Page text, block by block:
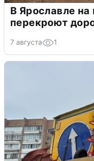
В Ярославле на
перекроют
7 августа 1